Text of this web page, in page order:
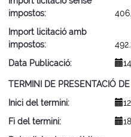
impostos
Import licitació amb
impostos
Data Publicació
TERMINI DE PRESENTACIÓ
Inici del termini
Fi del termini